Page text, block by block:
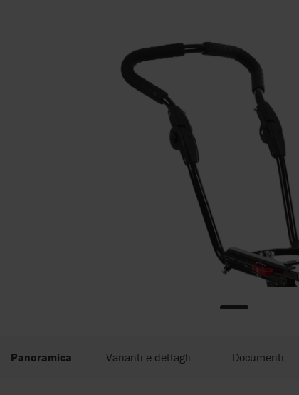
Panoramica Varianti e dettagli Documenti